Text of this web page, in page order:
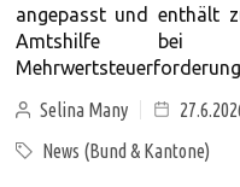
angepasst und enthält
Amtshilfe bei
Selina Many
News (Bund & Kantone)